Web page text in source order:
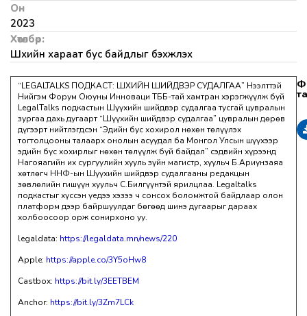
Он
2023
Хөтөлбөр:
Шүүхийн хараат бус байдлыг бэхжүүлэх
“LEGALTALKS ПОДКАСТ: ШҮҮХИЙН ШИЙДВЭР СУДАЛГАА” Нээлттэй
Нийгэм Форум Оюуны Инноваци ТББ-тай хамтран хэрэгжүүлж буй
LegalTalks подкастын Шүүхийн шийдвэр судалгаа тусгай цувралын
зургаа дахь дугаарт “Шүүхийн шийдвэр судалгаа” цувралын дөрөв
дүгээрт нийтлэгдсэн “Эдийн бус хохирол нөхөн төлүүлэх
тогтолцооны талаарх онолын асуудал ба Монгол Улсын шүүхээр
эдийн бус хохирлыг нөхөн төлүүлж буй байдал” сэдвийн хүрээнд
Нагояагийн их сургуулийн хууль зүйн магистр, хуульч Б.Ариунзаяа
хөтлөгч ННФ-ын Шүүхийн шийдвэр судалгааны редакцын
зөвлөлийн гишүүн хуульч С.Билгүүнтэй ярилцлаа. Legaltalks
подкастыг хүссэн үедээ хэзээ ч сонсох боломжтой байдлаар олон
платформ дээр байршуулдаг бөгөөд шинэ дугаарыг дараах
холбоосоор орж сонирхоно уу.
legaldata: https://legaldata.mn/news/220
Apple: https://apple.co/3Y5oHw8
Castbox: https://bit.ly/3EETBEM
Anchor: https://bit.ly/3Zm7LCk